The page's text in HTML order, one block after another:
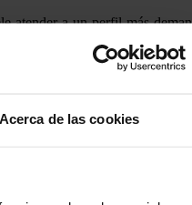
de las cookies
atender a un perfil más
un buen seguimiento
otra acción comercial que
que aquellos productos de
Reales Decretos por lo que